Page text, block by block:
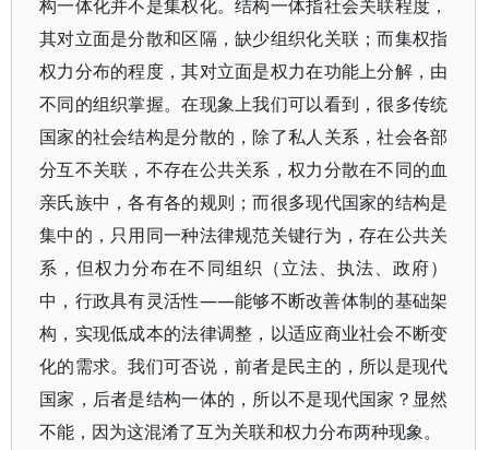
构一体化并不是集权化。结构一体指社会关联程度，
其对立面是分散和区隔，缺少组织化关联；而集权指
权力分布的程度，其对立面是权力在功能上分解，由
不同的组织掌握。在现象上我们可以看到，很多传统
国家的社会结构是分散的，除了私人关系，社会各部
分互不关联，不存在公共关系，权力分散在不同的血
亲氏族中，各有各的规则；而很多现代国家的结构是
集中的，只用同一种法律规范关键行为，存在公共关
系，但权力分布在不同组织（立法、执法、政府）
中，行政具有灵活性——能够不断改善体制的基础架
构，实现低成本的法律调整，以适应商业社会不断变
化的需求。我们可否说，前者是民主的，所以是现代
国家，后者是结构一体的，所以不是现代国家？显然
不能，因为这混淆了互为关联和权力分布两种现象。